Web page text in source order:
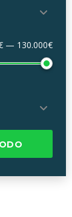
— 130.000€